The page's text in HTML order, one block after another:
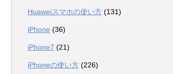
Huaweiスマホの使い方 (131)
iPhone (36)
iPhone7 (21)
iPhoneの使い方 (226)